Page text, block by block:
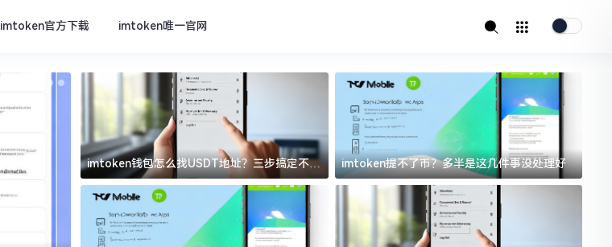
imtoken官方下载 imtoken唯一官网
imtoken钱包怎么找USDT地址？三步搞定不踩
坑
imtoken提不了币？多半是这几件事没处理好